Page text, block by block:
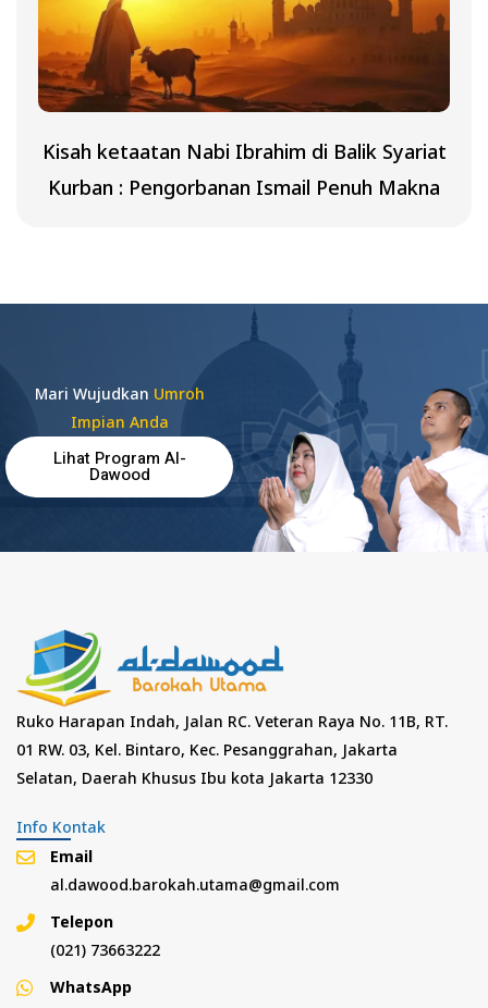
Kisah ketaatan Nabi Ibrahim di Balik Syariat
Kurban : Pengorbanan Ismail Penuh Makna
Mari Wujudkan Umroh
Impian Anda
Lihat Program Al-
Dawood
Ruko Harapan Indah, Jalan RC. Veteran Raya No. 11B, RT.
01 RW. 03, Kel. Bintaro, Kec. Pesanggrahan, Jakarta
Selatan, Daerah Khusus Ibu kota Jakarta 12330
Info Kontak
Email
al.dawood.barokah.utama@gmail.com
Telepon
(021) 73663222
WhatsApp